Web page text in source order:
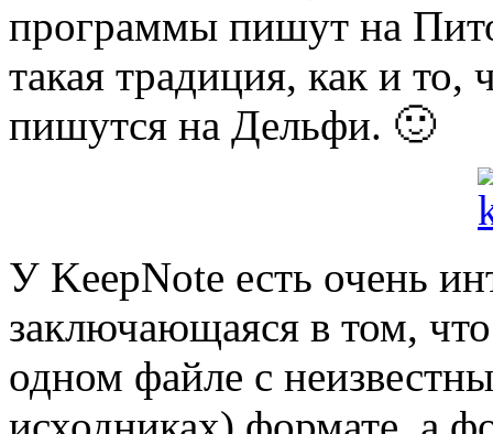
программы пишут на
такая традиция, как и
пишутся на Дельфи. 🙂
У KeepNote есть очень
заключающаяся в том,
одном файле с